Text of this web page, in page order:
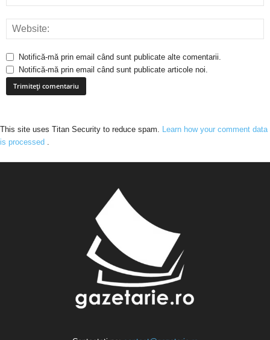
Notifică-mă prin email când sunt publicate alte comentarii.
Notifică-mă prin email când sunt publicate articole noi.
This site uses Titan Security to reduce spam.
Learn how your comment data
is processed